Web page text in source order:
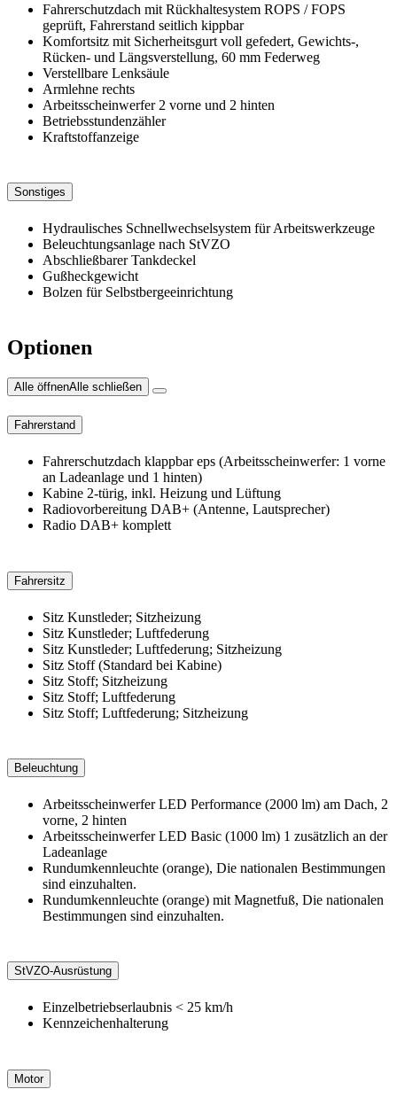
Fahrerschutzdach mit Rückhaltesystem ROPS / FOPS
geprüft, Fahrerstand seitlich kippbar
Komfortsitz mit Sicherheitsgurt voll gefedert, Gewichts-,
Rücken- und Längsverstellung, 60 mm Federweg
Verstellbare Lenksäule
Armlehne rechts
Arbeitsscheinwerfer 2 vorne und 2 hinten
Betriebsstundenzähler
Kraftstoffanzeige
Sonstiges
Hydraulisches Schnellwechselsystem für Arbeitswerkzeuge
Beleuchtungsanlage nach StVZO
Abschließbarer Tankdeckel
Gußheckgewicht
Bolzen für Selbstbergeeinrichtung
Optionen
Alle öffnenAlle schließen
Fahrerstand
Fahrerschutzdach klappbar eps (Arbeitsscheinwerfer: 1 vorne
an Ladeanlage und 1 hinten)
Kabine 2-türig, inkl. Heizung und Lüftung
Radiovorbereitung DAB+ (Antenne, Lautsprecher)
Radio DAB+ komplett
Fahrersitz
Sitz Kunstleder; Sitzheizung
Sitz Kunstleder; Luftfederung
Sitz Kunstleder; Luftfederung; Sitzheizung
Sitz Stoff (Standard bei Kabine)
Sitz Stoff; Sitzheizung
Sitz Stoff; Luftfederung
Sitz Stoff; Luftfederung; Sitzheizung
Beleuchtung
Arbeitsscheinwerfer LED Performance (2000 lm) am Dach, 2
vorne, 2 hinten
Arbeitsscheinwerfer LED Basic (1000 lm) 1 zusätzlich an der
Ladeanlage
Rundumkennleuchte (orange), Die nationalen Bestimmungen
sind einzuhalten.
Rundumkennleuchte (orange) mit Magnetfuß, Die nationalen
Bestimmungen sind einzuhalten.
StVZO-Ausrüstung
Einzelbetriebserlaubnis < 25 km/h
Kennzeichenhalterung
Motor